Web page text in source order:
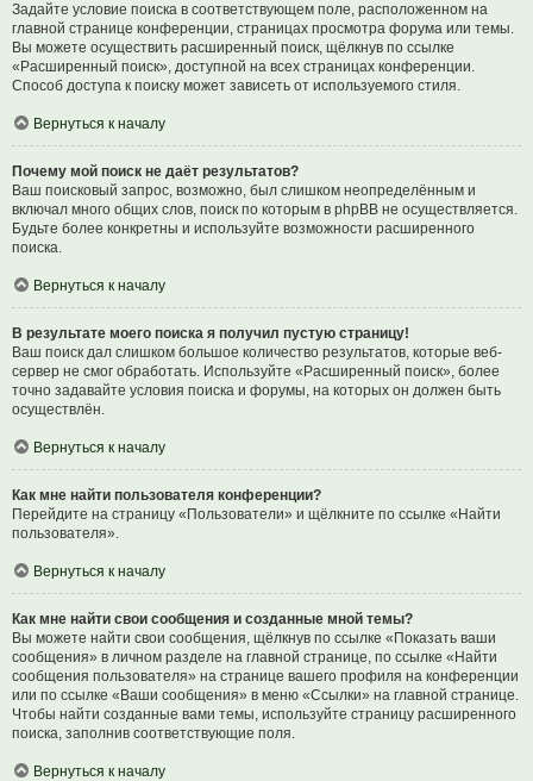
Задайте условие поиска в соответствующем поле, расположенном на
главной странице конференции, страницах просмотра форума или темы.
Вы можете осуществить расширенный поиск, щёлкнув по ссылке
«Расширенный поиск», доступной на всех страницах конференции.
Способ доступа к поиску может зависеть от используемого стиля.
Вернуться к началу
Почему мой поиск не даёт результатов?
Ваш поисковый запрос, возможно, был слишком неопределённым и
включал много общих слов, поиск по которым в phpBB не осуществляется.
Будьте более конкретны и используйте возможности расширенного
поиска.
Вернуться к началу
В результате моего поиска я получил пустую страницу!
Ваш поиск дал слишком большое количество результатов, которые веб-
сервер не смог обработать. Используйте «Расширенный поиск», более
точно задавайте условия поиска и форумы, на которых он должен быть
осуществлён.
Вернуться к началу
Как мне найти пользователя конференции?
Перейдите на страницу «Пользователи» и щёлкните по ссылке «Найти
пользователя».
Вернуться к началу
Как мне найти свои сообщения и созданные мной темы?
Вы можете найти свои сообщения, щёлкнув по ссылке «Показать ваши
сообщения» в личном разделе на главной странице, по ссылке «Найти
сообщения пользователя» на странице вашего профиля на конференции
или по ссылке «Ваши сообщения» в меню «Ссылки» на главной странице.
Чтобы найти созданные вами темы, используйте страницу расширенного
поиска, заполнив соответствующие поля.
Вернуться к началу